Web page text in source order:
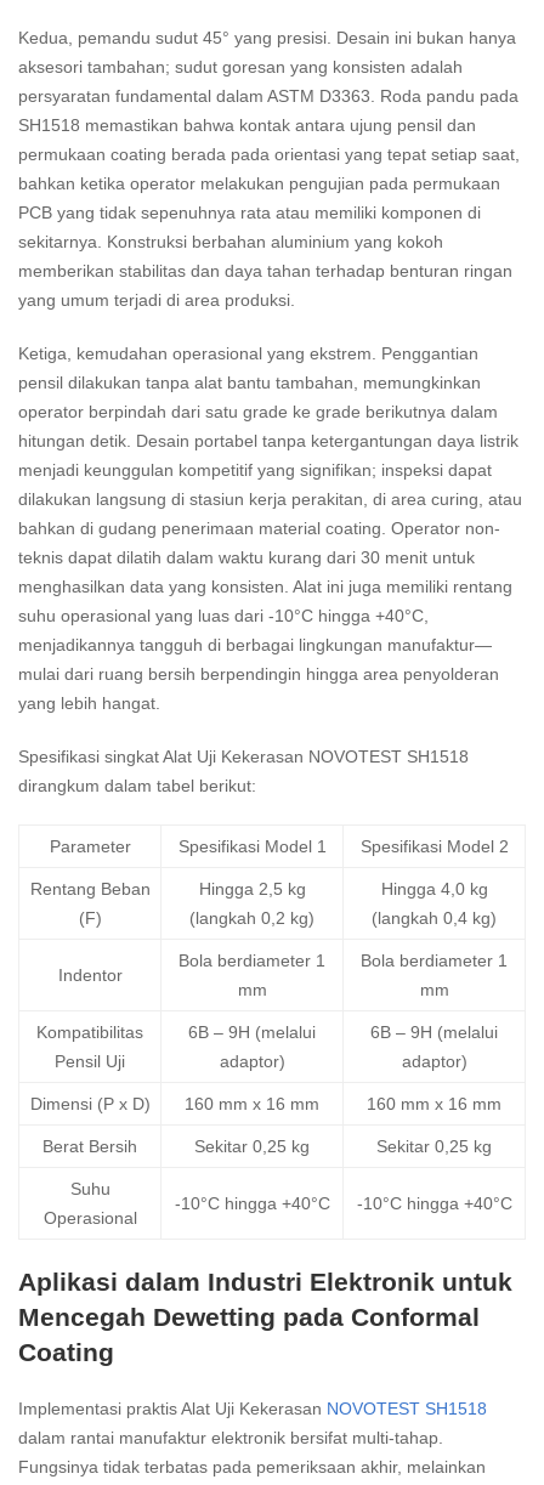
Kedua, pemandu sudut 45° yang presisi. Desain ini bukan hanya
aksesori tambahan; sudut goresan yang konsisten adalah
persyaratan fundamental dalam ASTM D3363. Roda pandu pada
SH1518 memastikan bahwa kontak antara ujung pensil dan
permukaan coating berada pada orientasi yang tepat setiap saat,
bahkan ketika operator melakukan pengujian pada permukaan
PCB yang tidak sepenuhnya rata atau memiliki komponen di
sekitarnya. Konstruksi berbahan aluminium yang kokoh
memberikan stabilitas dan daya tahan terhadap benturan ringan
yang umum terjadi di area produksi.
Ketiga, kemudahan operasional yang ekstrem. Penggantian
pensil dilakukan tanpa alat bantu tambahan, memungkinkan
operator berpindah dari satu grade ke grade berikutnya dalam
hitungan detik. Desain portabel tanpa ketergantungan daya listrik
menjadi keunggulan kompetitif yang signifikan; inspeksi dapat
dilakukan langsung di stasiun kerja perakitan, di area curing, atau
bahkan di gudang penerimaan material coating. Operator non-
teknis dapat dilatih dalam waktu kurang dari 30 menit untuk
menghasilkan data yang konsisten. Alat ini juga memiliki rentang
suhu operasional yang luas dari -10°C hingga +40°C,
menjadikannya tangguh di berbagai lingkungan manufaktur—
mulai dari ruang bersih berpendingin hingga area penyolderan
yang lebih hangat.
Spesifikasi singkat Alat Uji Kekerasan NOVOTEST SH1518
dirangkum dalam tabel berikut:
Parameter Spesifikasi Model 1 Spesifikasi Model 2
Rentang Beban
(F)
Hingga 2,5 kg
(langkah 0,2 kg)
Hingga 4,0 kg
(langkah 0,4 kg)
Indentor
Bola berdiameter 1
mm
Bola berdiameter 1
mm
Kompatibilitas
Pensil Uji
6B – 9H (melalui
adaptor)
6B – 9H (melalui
adaptor)
Dimensi (P x D) 160 mm x 16 mm 160 mm x 16 mm
Berat Bersih Sekitar 0,25 kg Sekitar 0,25 kg
Suhu
Operasional
-10°C hingga +40°C -10°C hingga +40°C
Aplikasi dalam Industri Elektronik untuk
Mencegah Dewetting pada Conformal
Coating
Implementasi praktis Alat Uji Kekerasan NOVOTEST SH1518
dalam rantai manufaktur elektronik bersifat multi-tahap.
Fungsinya tidak terbatas pada pemeriksaan akhir, melainkan